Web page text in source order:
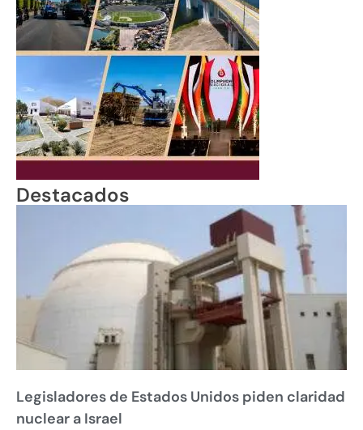
Destacados
Legisladores de Estados Unidos piden claridad
nuclear a Israel